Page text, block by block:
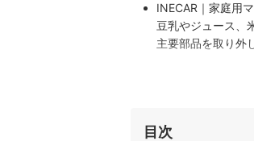
INECAR｜家庭用
豆乳やジュース、
主要部品を取り外
目次